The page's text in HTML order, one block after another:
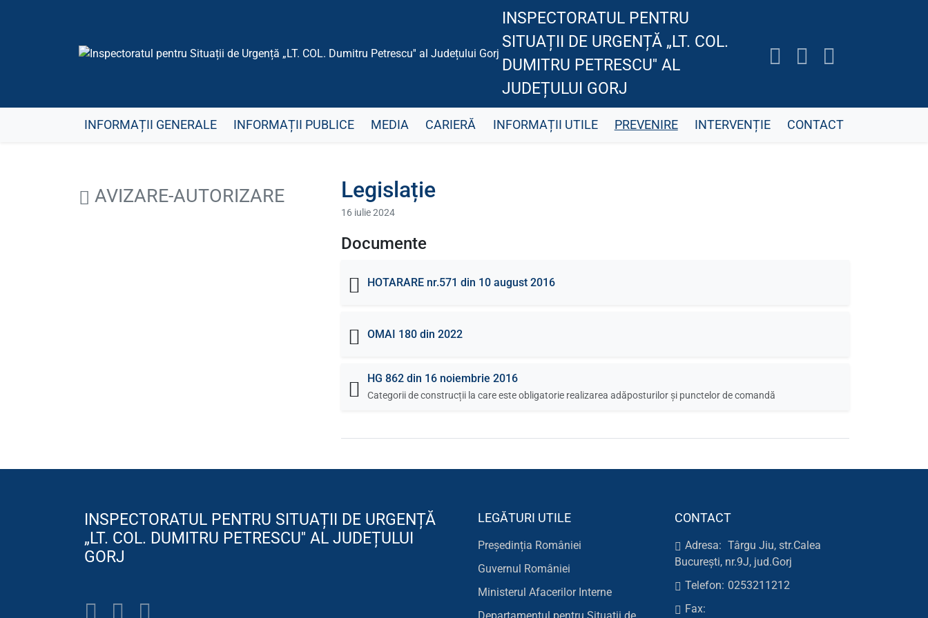
INSPECTORATUL PENTRU
SITUAȚII DE URGENȚĂ „LT. COL.
DUMITRU PETRESCU'' AL
JUDEȚULUI GORJ
INFORMAȚII GENERALE INFORMAȚII PUBLICE MEDIA CARIERĂ INFORMAȚII UTILE PREVENIRE INTERVENȚIE CONTACT
AVIZARE-AUTORIZARE Legislație
16 iulie 2024
Documente
HOTARARE nr.571 din 10 august 2016
OMAI 180 din 2022
HG 862 din 16 noiembrie 2016
Categorii de construcții la care este obligatorie realizarea adăposturilor și punctelor de comandă
INSPECTORATUL PENTRU SITUAȚII DE URGENȚĂ
„LT. COL. DUMITRU PETRESCU'' AL JUDEȚULUI
GORJ
LEGĂTURI UTILE
Președinția României
Guvernul României
Ministerul Afacerilor Interne
CONTACT
Adresa: Târgu Jiu, str.Calea
București, nr.9J, jud.Gorj
Telefon: 0253211212
Fax: